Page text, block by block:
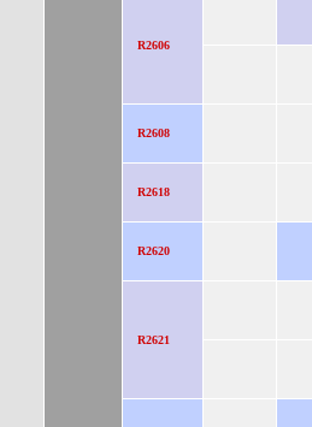
R2606
R2608
R2618
R2620
R2621